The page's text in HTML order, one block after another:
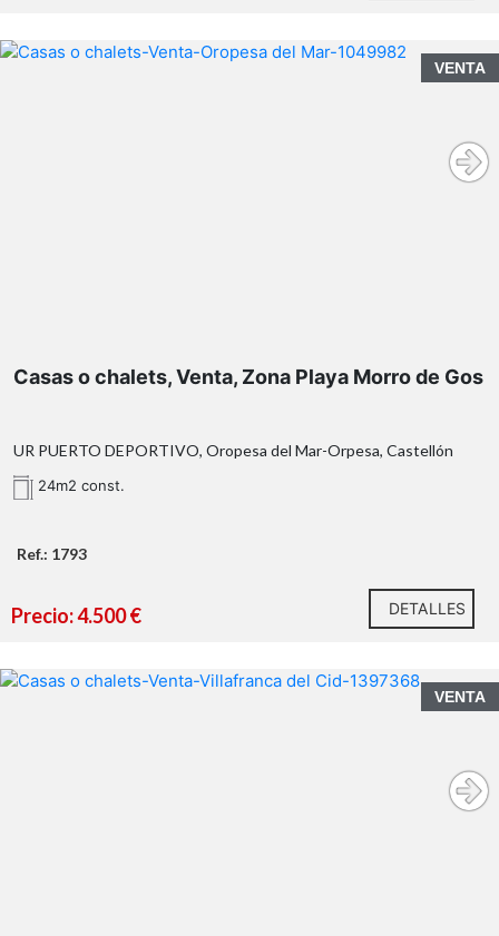
VENTA
Casas o chalets, Venta, Zona Playa Morro de Gos
UR PUERTO DEPORTIVO, Oropesa del Mar-Orpesa, Castellón
24m2 const.
Ref.: 1793
Precio: 4.500 € DETALLES
VENTA